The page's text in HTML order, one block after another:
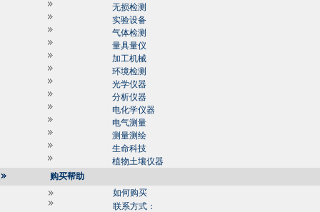
无损检测
实验设备
气体检测
量具量仪
加工机械
环境检测
光学仪器
分析仪器
电化学仪器
电气测量
测量测绘
生命科技
植物土壤仪器
购买帮助
如何购买
联系方式：